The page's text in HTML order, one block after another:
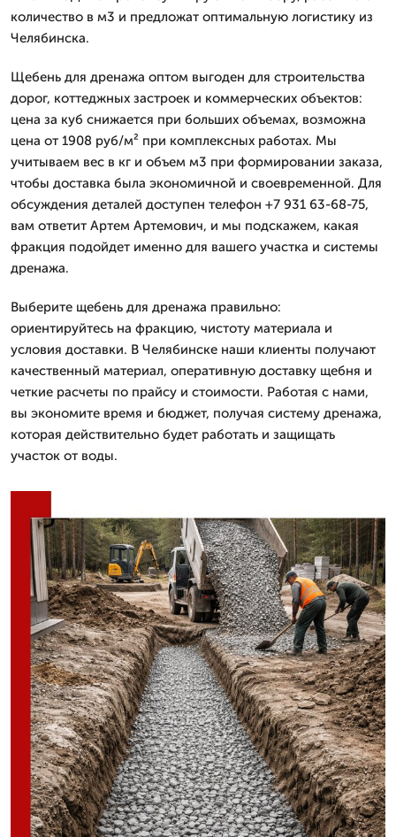
количество в м3 и предложат оптимальную логистику из
Челябинска.
Щебень для дренажа оптом выгоден для строительства
дорог, коттеджных застроек и коммерческих объектов:
цена за куб снижается при больших объемах, возможна
цена от 1908 руб/м² при комплексных работах. Мы
учитываем вес в кг и объем м3 при формировании заказа,
чтобы доставка была экономичной и своевременной. Для
обсуждения деталей доступен телефон +7 931 63-68-75,
вам ответит Артем Артемович, и мы подскажем, какая
фракция подойдет именно для вашего участка и системы
дренажа.
Выберите щебень для дренажа правильно:
ориентируйтесь на фракцию, чистоту материала и
условия доставки. В Челябинске наши клиенты получают
качественный материал, оперативную доставку щебня и
четкие расчеты по прайсу и стоимости. Работая с нами,
вы экономите время и бюджет, получая систему дренажа,
которая действительно будет работать и защищать
участок от воды.